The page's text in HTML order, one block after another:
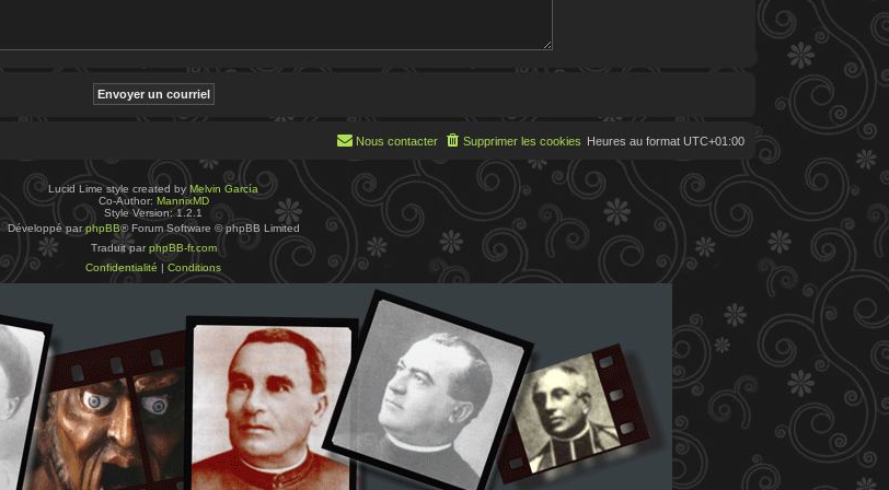
Heures au format UTC+01:00
Supprimer les cookies
Nous contacter
Lucid Lime style created by Melvin García
Co-Author: MannixMD
Style Version: 1.2.1
Développé parphpBB® Forum Software © phpBB Limited
Traduit par phpBB-fr.com
Confidentialité | Conditions